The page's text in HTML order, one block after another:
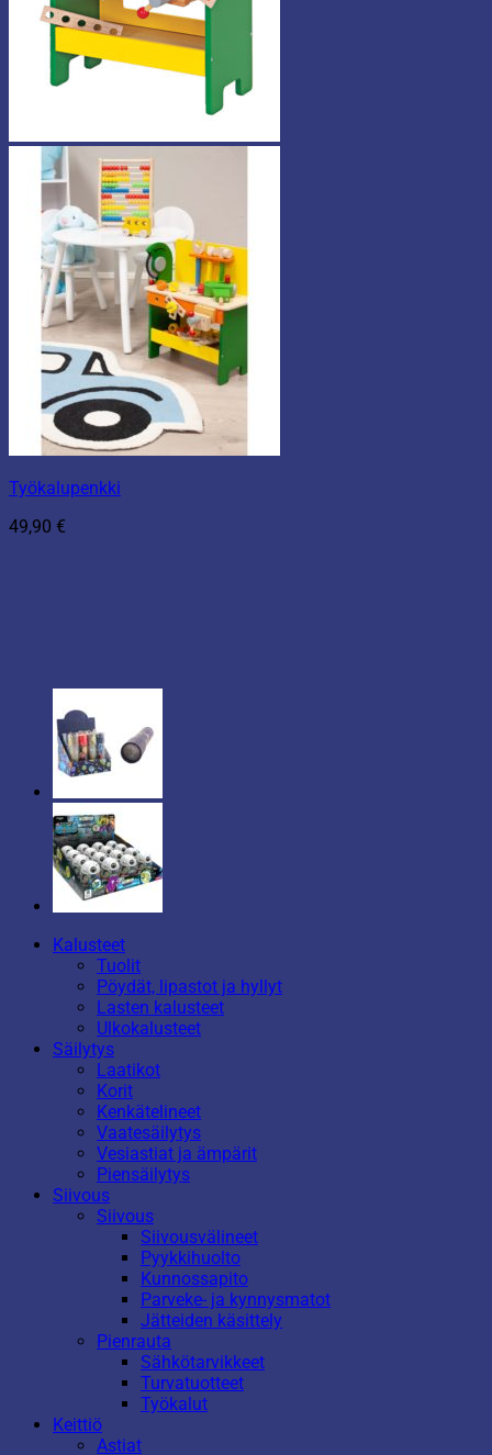
Työkalupenkki
49,90 €
Kalusteet
Tuolit
Pöydät, lipastot ja hyllyt
Lasten kalusteet
Ulkokalusteet
Säilytys
Laatikot
Korit
Kenkätelineet
Vaatesäilytys
Vesiastiat ja ämpärit
Piensäilytys
Siivous
Siivous
Siivousvälineet
Pyykkihuolto
Kunnossapito
Parveke- ja kynnysmatot
Jätteiden käsittely
Pienrauta
Sähkötarvikkeet
Turvatuotteet
Työkalut
Keittiö
Astiat